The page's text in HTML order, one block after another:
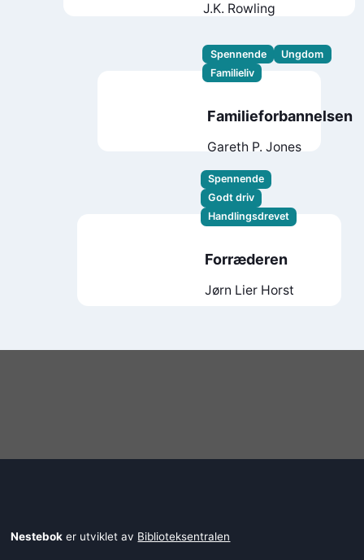
J.K. Rowling
Spennende
Ungdom
Familieliv
Familieforbannelsen
Gareth P. Jones
Spennende
Godt driv
Handlingsdrevet
Forræderen
Jørn Lier Horst
Nestebok er utviklet av Biblioteksentralen